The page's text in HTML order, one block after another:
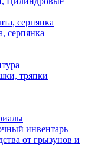
серпянка
тряпки
инвентарь
от грызунов и